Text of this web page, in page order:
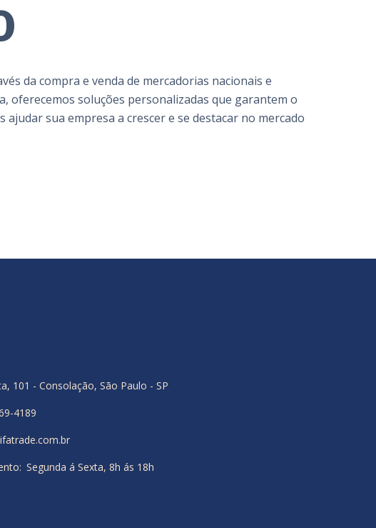
da compra e venda de mercadorias nacionais e
oferecemos soluções personalizadas que garantem o
sua empresa a crescer e se destacar no mercado
101 - Consolação, São Paulo - SP
4189
Segunda á Sexta, 8h ás 18h